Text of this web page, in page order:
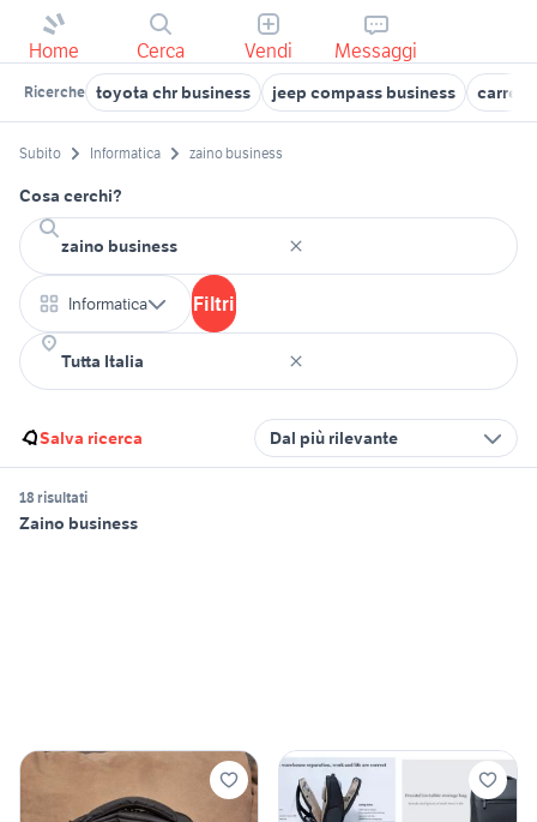
Home Cerca Vendi Messaggi
Ricerche toyota chr business jeep compass business
Subito Informatica zaino business
Cosa cerchi?
Informatica Filtri
Salva ricerca Dal più rilevante
18 risultati
Zaino business